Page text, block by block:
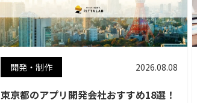
開発・制作 2026.08.08
東京都のアプリ開発会社おすすめ18選！